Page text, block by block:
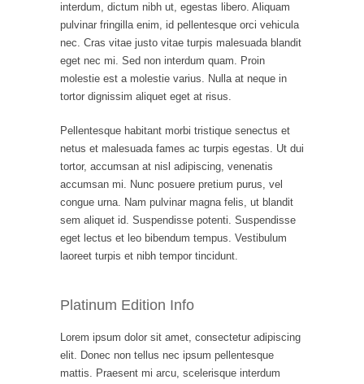
interdum, dictum nibh ut, egestas libero. Aliquam
pulvinar fringilla enim, id pellentesque orci vehicula
nec. Cras vitae justo vitae turpis malesuada blandit
eget nec mi. Sed non interdum quam. Proin
molestie est a molestie varius. Nulla at neque in
tortor dignissim aliquet eget at risus.
Pellentesque habitant morbi tristique senectus et
netus et malesuada fames ac turpis egestas. Ut dui
tortor, accumsan at nisl adipiscing, venenatis
accumsan mi. Nunc posuere pretium purus, vel
congue urna. Nam pulvinar magna felis, ut blandit
sem aliquet id. Suspendisse potenti. Suspendisse
eget lectus et leo bibendum tempus. Vestibulum
laoreet turpis et nibh tempor tincidunt.
Platinum Edition Info
Lorem ipsum dolor sit amet, consectetur adipiscing
elit. Donec non tellus nec ipsum pellentesque
mattis. Praesent mi arcu, scelerisque interdum